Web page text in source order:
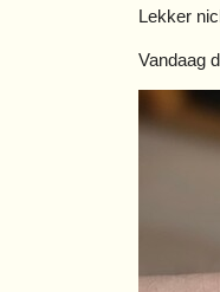
Lekker
Vandaag